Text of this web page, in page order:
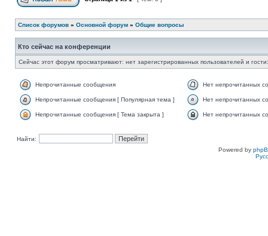
Список форумов » Основной форум » Общие вопросы
Кто сейчас на конференции
Сейчас этот форум просматривают: нет зарегистрированных пользователей и
Непрочитанные сообщения Нет непрочитанных
Непрочитанные сообщения [ Популярная тема ] Нет непрочитанных
Непрочитанные сообщения [ Тема закрыта ] Нет непрочитанных
Найти:
Powered by